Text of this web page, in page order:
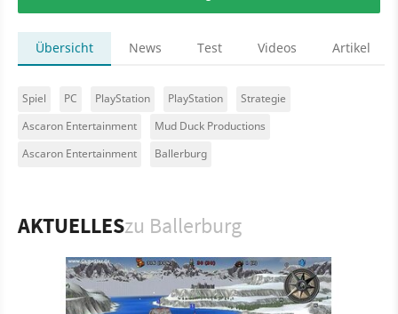
Übersicht News Test Videos Artikel
Spiel PC PlayStation PlayStation
Strategie
Ascaron Entertainment
Mud Duck Productions
Ascaron Entertainment
Ballerburg
AKTUELLESzu Ballerburg